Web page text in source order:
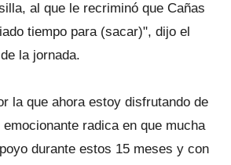
al que le recriminó que Cañas
tiempo para (sacar)", dijo el
la jornada.
la que ahora estoy disfrutando de
radica en que mucha
durante estos 15 meses y con